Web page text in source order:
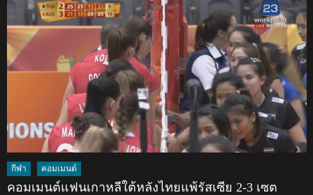
กีฬา คอมเมนต์
คอมเมนต์แฟนเกาหลีใต้หลังไทยแพ้รัสเซีย 2-3 เซต